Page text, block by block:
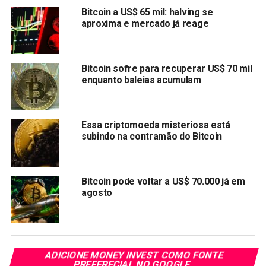
Desde o início do mercado em alta, o Bitcoin (BTC) tem
causado impacto no mercado de criptomoedas,
especialmente à medida que o efeito dominó de seu
aumento atravessa todo o mercado de criptomoedas.
Negociando em cerca de US $ 53.000 no final de fevereiro,
o Bitcoin subiu cerca de 28%. Em março, registrando mais
uma alta histórica,
Com seu evento de halving chegando mais tarde em abril,
e sua adoção contínua em todo o mundo antes desse
momento, a maioria dos analistas de criptomoedas está
altamente otimista, com questões levantadas sobre a
possibilidade de o Bitcoin atingir US $ 150.000 antes do
final do ano.
O Solana (SOL) Continuará Sua Tendência de Alta nos
Próximos Meses?
Sendo uma das principais criptomoedas do mercado, o
Solana (SOL) viu uma ascensão meteórica no último mês,
Bitcoin a US$ 65 mil: halving se
aproxima e mercado já reage
Bitcoin sofre para recuperar US$ 70 mil
enquanto baleias acumulam
Essa criptomoeda misteriosa está
subindo na contramão do Bitcoin
Bitcoin pode voltar a US$ 70.000 já em
agosto
ADICIONE MONEY INVEST COMO FONTE